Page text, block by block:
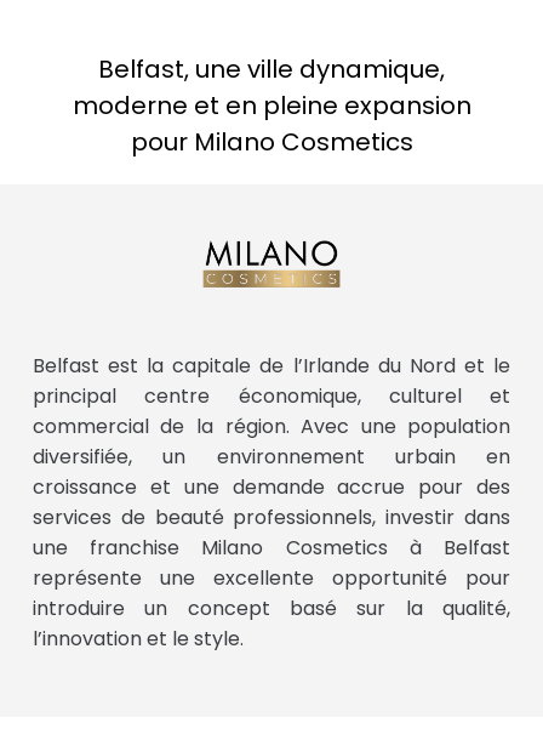
Belfast, une ville dynamique,
moderne et en pleine expansion
pour Milano Cosmetics
Belfast est la capitale de l’Irlande du Nord et le
principal centre économique, culturel et
commercial de la région. Avec une population
diversifiée, un environnement urbain en
croissance et une demande accrue pour des
services de beauté professionnels, investir dans
une franchise Milano Cosmetics à Belfast
représente une excellente opportunité pour
introduire un concept basé sur la qualité,
l’innovation et le style.